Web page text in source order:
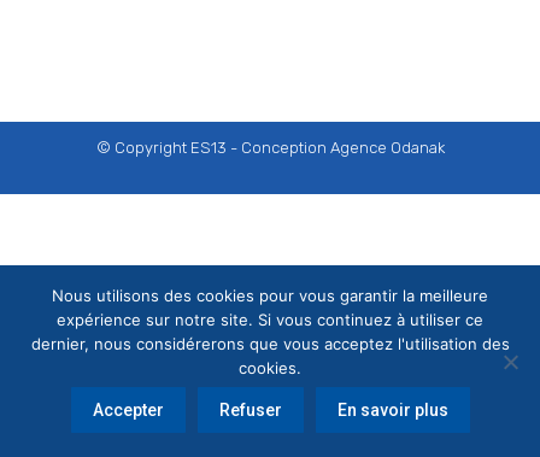
© Copyright ES13 - Conception Agence Odanak
Nous utilisons des cookies pour vous garantir la meilleure
expérience sur notre site. Si vous continuez à utiliser ce
dernier, nous considérerons que vous acceptez l'utilisation des
cookies.
Accepter Refuser En savoir plus